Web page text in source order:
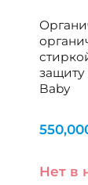
защиту
Baby
Нет в